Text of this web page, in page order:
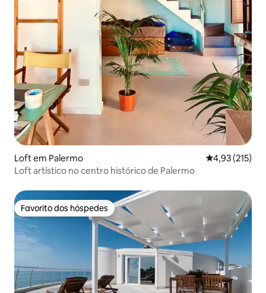
Loft em Palermo Classificação
4,93 (215)
Loft artístico no centro histórico de Palermo
Favorito dos hóspedes
Favorito dos hóspedes